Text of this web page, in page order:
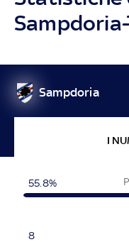
Sampdoria
I
55.8%
8